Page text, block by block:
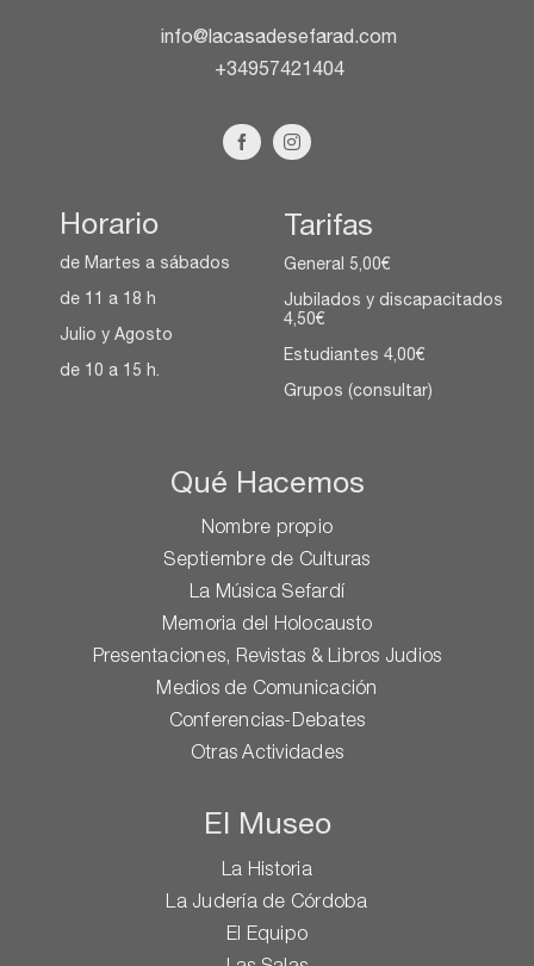
info@lacasadesefarad.com
+34957421404
Horario
de Martes a sábados
de 11 a 18 h
Julio y Agosto
de 10 a 15 h.
Tarifas
General 5,00€
Jubilados y discapacitados
4,50€
Estudiantes 4,00€
Grupos (consultar)
Qué Hacemos
Nombre propio
Septiembre de Culturas
La Música Sefardí
Memoria del Holocausto
Presentaciones, Revistas & Libros Judios
Medios de Comunicación
Conferencias-Debates
Otras Actividades
El Museo
La Historia
La Judería de Córdoba
El Equipo